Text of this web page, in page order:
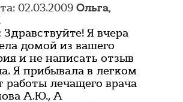
02.03.2009 Ольга,
Здравствуйте! Я вчера
домой из вашего
и не написать отзыв
Я прибывала в легком
работы лечащего врача
А.Ю., А